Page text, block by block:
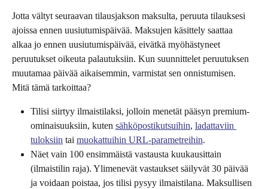
Jotta vältyt seuraavan tilausjakson maksulta, peruuta tilauksesi
ajoissa ennen uusiutumispäivää. Maksujen käsittely saattaa
alkaa jo ennen uusiutumispäivää, eivätkä myöhästyneet
peruutukset oikeuta palautuksiin. Kun suunnittelet peruutuksen
muutamaa päivää aikaisemmin, varmistat sen onnistumisen.
Mitä tämä tarkoittaa?
Tilisi siirtyy ilmaistilaksi, jolloin menetät pääsyn premium-
ominaisuuksiin, kuten sähköpostikutsuihin, ladattaviin
tuloksiin tai muokattuihin URL-parametreihin.
Näet vain 100 ensimmäistä vastausta kuukausittain
(ilmaistilin raja). Ylimenevät vastaukset säilyvät 30 päivää
ja voidaan poistaa, jos tilisi pysyy ilmaistilana. Maksullisen